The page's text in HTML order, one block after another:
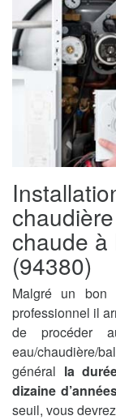
chaude à
(94380)
Malgré un bon
professionnel il
de procéder
eau/chaudière/
général la
dizaine
seuil, vous